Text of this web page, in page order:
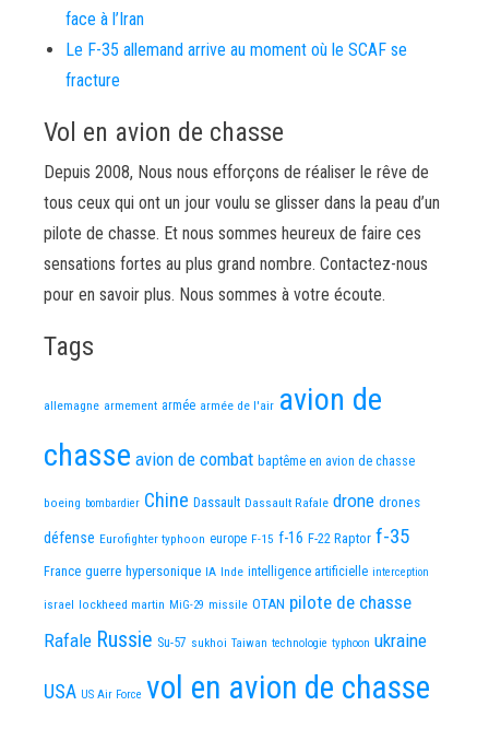
face à l’Iran
Le F-35 allemand arrive au moment où le SCAF se
fracture
Vol en avion de chasse
Depuis 2008, Nous nous efforçons de réaliser le rêve de
tous ceux qui ont un jour voulu se glisser dans la peau d’un
pilote de chasse. Et nous sommes heureux de faire ces
sensations fortes au plus grand nombre. Contactez-nous
pour en savoir plus. Nous sommes à votre écoute.
Tags
allemagne armement armée armée de l'air avion de
chasse avion de combat baptême en avion de chasse
boeing bombardier Chine Dassault Dassault Rafale drone drones
défense Eurofighter typhoon europe F-15 f-16 F-22 Raptor f-35
France guerre hypersonique IA Inde intelligence artificielle interception
israel lockheed martin MiG-29 missile OTAN pilote de chasse
Rafale Russie Su-57 sukhoi Taiwan technologie typhoon ukraine
USA US Air Force vol en avion de chasse